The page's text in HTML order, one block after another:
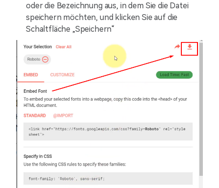
oder die Bezeichnung aus, in dem Sie die Datei
speichern möchten, und klicken Sie auf die
Schaltfläche „Speichern“